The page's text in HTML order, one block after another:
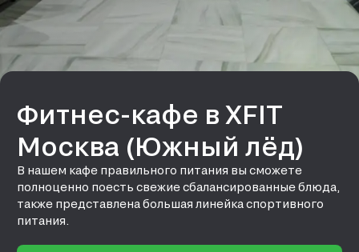
Фитнес-кафе в XFIT
Москва (Южный лёд)
В нашем кафе правильного питания вы сможете
полноценно поесть свежие сбалансированные блюда,
также представлена большая линейка спортивного
питания.